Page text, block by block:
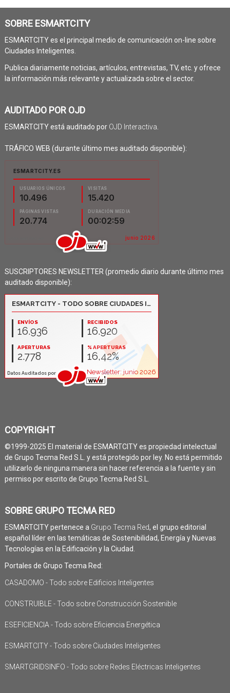
SOBRE ESMARTCITY
ESMARTCITY es el principal medio de comunicación on-line sobre
Ciudades Inteligentes.
Publica diariamente noticias, artículos, entrevistas, TV, etc. y ofrece
la información más relevante y actualizada sobre el sector.
AUDITADO POR OJD
ESMARTCITY está auditado por OJD Interactiva
TRÁFICO WEB (durante último mes auditado disponible):
SUSCRIPTORES NEWSLETTER (promedio diario durante último mes
auditado disponible):
COPYRIGHT
©1999-2025 El material de ESMARTCITY es propiedad intelectual
de Grupo Tecma Red S.L. y está protegido por ley. No está permitido
utilizarlo de ninguna manera sin hacer referencia a la fuente y sin
permiso por escrito de Grupo Tecma Red S.L.
SOBRE GRUPO TECMA RED
ESMARTCITY pertenece a Grupo Tecma Red, el grupo editorial
español líder en las temáticas de Sostenibilidad, Energía y Nuevas
Tecnologías en la Edificación y la Ciudad.
Portales de Grupo Tecma Red:
CASADOMO - Todo sobre Edificios Inteligentes
CONSTRUIBLE - Todo sobre Construcción Sostenible
ESEFICIENCIA - Todo sobre Eficiencia Energética
ESMARTCITY - Todo sobre Ciudades Inteligentes
SMARTGRIDSINFO - Todo sobre Redes Eléctricas Inteligentes